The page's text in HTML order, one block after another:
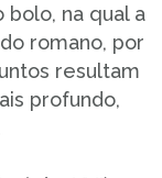
na qual a
romano, por
resultam
profundo,